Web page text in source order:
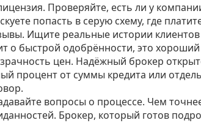
Проверяйте, есть ли у
попасть в серую схему, где
Ищите реальные истории
о быстрой одобрённости, это хороший
цен. Надёжный брокер
процент от суммы кредита или
вопросы о процессе. Чем
Брокер, который готов